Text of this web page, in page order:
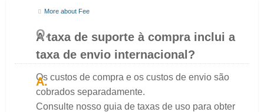
More about Fee
A taxa de suporte à compra inclui a
taxa de envio internacional?
Os custos de compra e os custos de envio são
cobrados separadamente.
Consulte nosso guia de taxas de uso para obter